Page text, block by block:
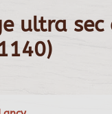
ultra